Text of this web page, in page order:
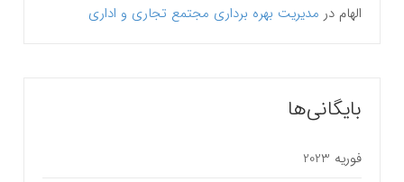
الهام در مدیریت بهره برداری مجتمع تجاری و اداری
بایگانی‌ها
فوریه 2023